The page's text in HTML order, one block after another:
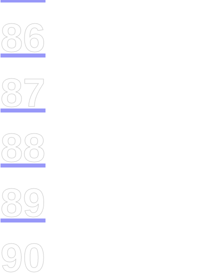
86
87
88
89
90